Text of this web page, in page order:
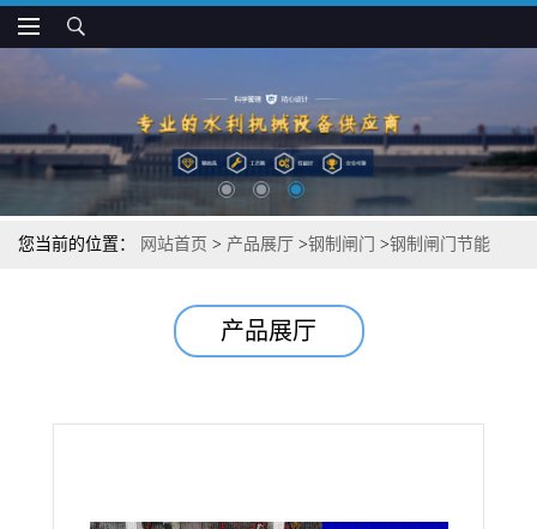
您当前的位置： 网站首页 > 产品展厅 >钢制闸门 >钢制闸门节能
产品展厅